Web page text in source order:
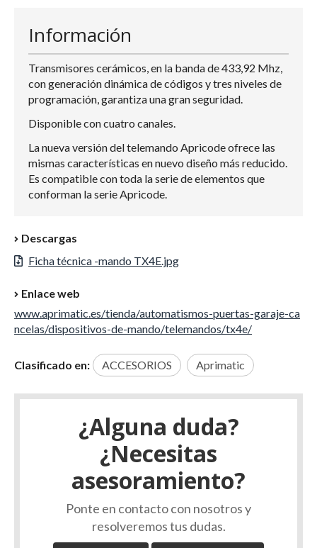
Información
Transmisores cerámicos, en la banda de 433,92 Mhz,
con generación dinámica de códigos y tres niveles de
programación, garantiza una gran seguridad.
Disponible con cuatro canales.
La nueva versión del telemando Apricode ofrece las
mismas características en nuevo diseño más reducido.
Es compatible con toda la serie de elementos que
conforman la serie Apricode.
Descargas
Ficha técnica -mando TX4E.jpg
Enlace web
www.aprimatic.es/tienda/automatismos-puertas-garaje-ca
ncelas/dispositivos-de-mando/telemandos/tx4e/
Clasificado en: ACCESORIOS Aprimatic
¿Alguna duda?
¿Necesitas
asesoramiento?
Ponte en contacto con nosotros y
resolveremos tus dudas.